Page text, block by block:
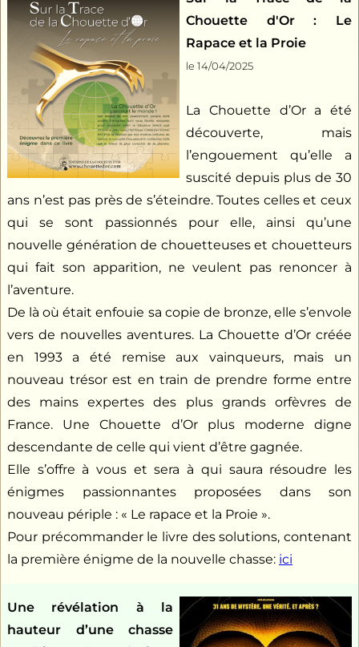
Chouette d'Or : Le
Rapace et la Proie
le 14/04/2025
La Chouette d’Or a été
découverte, mais
l’engouement qu’elle a
suscité depuis plus de 30
ans n’est pas près de s’éteindre. Toutes celles et ceux
qui se sont passionnés pour elle, ainsi qu’une
nouvelle génération de chouetteuses et chouetteurs
qui fait son apparition, ne veulent pas renoncer à
l’aventure.
De là où était enfouie sa copie de bronze, elle s’envole
vers de nouvelles aventures. La Chouette d’Or créée
en 1993 a été remise aux vainqueurs, mais un
nouveau trésor est en train de prendre forme entre
des mains expertes des plus grands orfèvres de
France. Une Chouette d’Or plus moderne digne
descendante de celle qui vient d’être gagnée.
Elle s’offre à vous et sera à qui saura résoudre les
énigmes passionnantes proposées dans son
nouveau périple : « Le rapace et la Proie ».
Pour précommander le livre des solutions, contenant
la première énigme de la nouvelle chasse: ici
Une révélation à la
hauteur d’une chasse